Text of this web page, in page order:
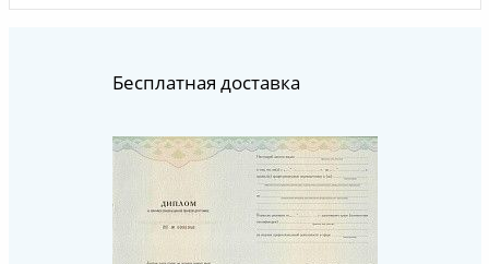
Бесплатная доставка